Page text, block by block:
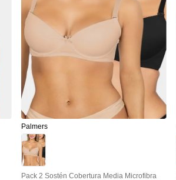
Palmers
Pack 2 Sostén Cobertura Media Microfibra